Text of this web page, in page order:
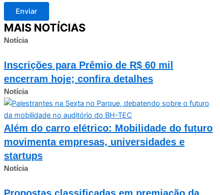
Enviar
MAIS NOTÍCIAS
Notícia
Inscrições para Prêmio de R$ 60 mil
encerram hoje; confira detalhes
Notícia
Além do carro elétrico: Mobilidade do futuro
movimenta empresas, universidades e
startups
Notícia